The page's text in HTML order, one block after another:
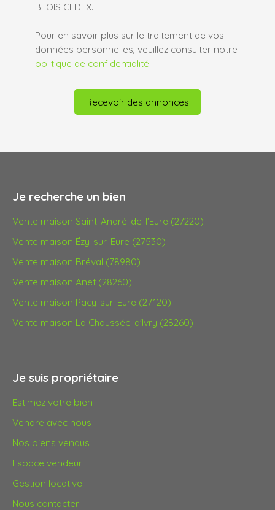
BLOIS CEDEX.
Pour en savoir plus sur le traitement de vos
données personnelles, veuillez consulter notre
politique de confidentialité.
Recevoir des annonces
Je recherche un bien
Vente maison Saint-André-de-l'Eure (27220)
Vente maison Ézy-sur-Eure (27530)
Vente maison Bréval (78980)
Vente maison Anet (28260)
Vente maison Pacy-sur-Eure (27120)
Vente maison La Chaussée-d'Ivry (28260)
Je suis propriétaire
Estimez votre bien
Vendre avec nous
Nos biens vendus
Espace vendeur
Gestion locative
Nous contacter